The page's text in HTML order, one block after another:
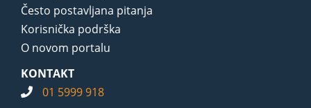
Često postavljana pitanja
Korisnička podrška
O novom portalu
KONTAKT
01 5999 918